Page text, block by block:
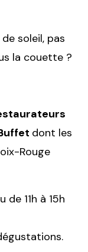
soleil, pas
la couette ?
dont les
Rouge
11h à 15h